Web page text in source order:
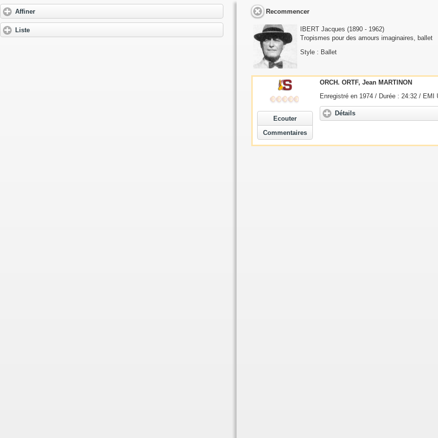
Affiner
Liste
Recommencer
IBERT Jacques (1890 - 1962)
Tropismes pour des amours imaginaires, ballet
Style : Ballet
Ecouter
Commentaires
ORCH. ORTF, Jean MARTINON
Enregistré en 1974 / Durée : 24:32 / EMI
Détails